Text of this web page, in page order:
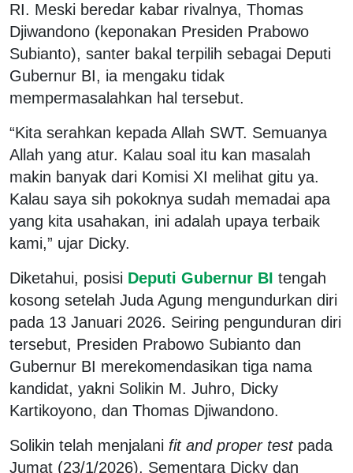
RI. Meski beredar kabar rivalnya, Thomas
Djiwandono (keponakan Presiden Prabowo
Subianto), santer bakal terpilih sebagai Deputi
Gubernur BI, ia mengaku tidak
mempermasalahkan hal tersebut.
“Kita serahkan kepada Allah SWT. Semuanya
Allah yang atur. Kalau soal itu kan masalah
makin banyak dari Komisi XI melihat gitu ya.
Kalau saya sih pokoknya sudah memadai apa
yang kita usahakan, ini adalah upaya terbaik
kami,” ujar Dicky.
Diketahui, posisi Deputi Gubernur BI tengah
kosong setelah Juda Agung mengundurkan diri
pada 13 Januari 2026. Seiring pengunduran diri
tersebut, Presiden Prabowo Subianto dan
Gubernur BI merekomendasikan tiga nama
kandidat, yakni Solikin M. Juhro, Dicky
Kartikoyono, dan Thomas Djiwandono.
Solikin telah menjalani fit and proper testpada
Jumat (23/1/2026). Sementara Dicky dan